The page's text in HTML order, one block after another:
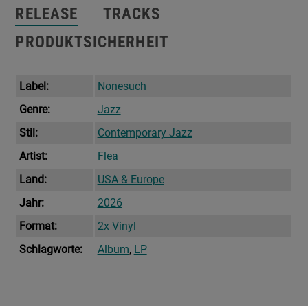
RELEASE
TRACKS
PRODUKTSICHERHEIT
Label:
Nonesuch
Genre:
Jazz
Stil:
Contemporary Jazz
Artist:
Flea
Land:
USA & Europe
Jahr:
2026
Format:
2x Vinyl
Schlagworte:
Album, LP